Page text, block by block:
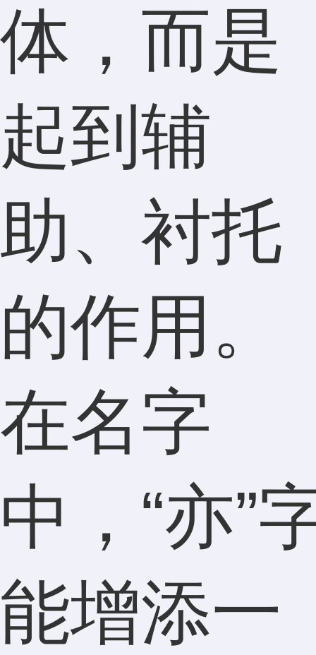
体，而是
起到辅
助、衬托
的作用。
在名字
中，“亦”
能增添一